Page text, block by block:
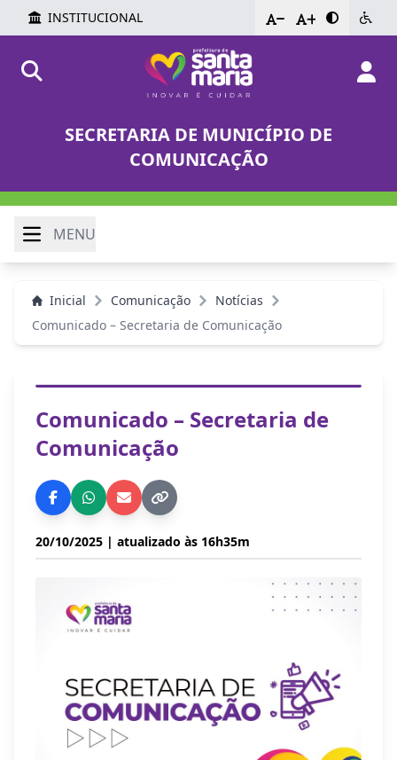
INSTITUCIONAL - +
SECRETARIA DE MUNICÍPIO DE
COMUNICAÇÃO
MENU
Inicial Comunicação
Notícias
Comunicado – Secretaria de Comunicação
Comunicado – Secretaria de
Comunicação
20/10/2025 | atualizado às 16h35m